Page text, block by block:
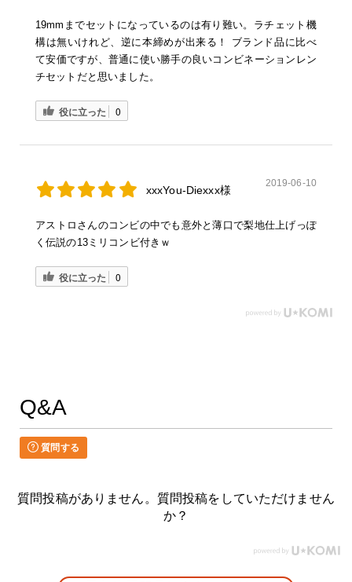
19mmまでセットになっているのは有り難い。ラチェット機
構は無いけれど、逆に本締めが出来る！ ブランド品に比べ
て安価ですが、普通に使い勝手の良いコンビネーションレン
チセットだと思いました。
役に立った 0
xxxYou-Diexxx様
2019-06-10
アストロさんのコンビの中でも意外と薄口で梨地仕上げっぽ
く伝説の13ミリコンビ付きｗ
役に立った 0
Q&A
質問する
質問投稿がありません。質問投稿をしていただけません
か？